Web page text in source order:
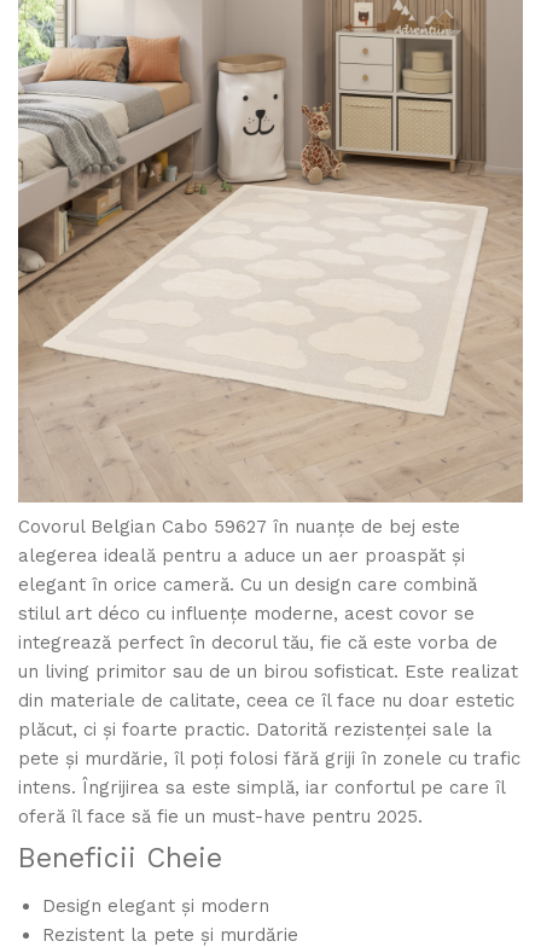
Covorul Belgian Cabo 59627 în nuanțe de bej este
alegerea ideală pentru a aduce un aer proaspăt și
elegant în orice cameră. Cu un design care combină
stilul art déco cu influențe moderne, acest covor se
integrează perfect în decorul tău, fie că este vorba de
un living primitor sau de un birou sofisticat. Este realizat
din materiale de calitate, ceea ce îl face nu doar estetic
plăcut, ci și foarte practic. Datorită rezistenței sale la
pete și murdărie, îl poți folosi fără griji în zonele cu trafic
intens. Îngrijirea sa este simplă, iar confortul pe care îl
oferă îl face să fie un must-have pentru 2025.
Beneficii Cheie
Design elegant și modern
Rezistent la pete și murdărie